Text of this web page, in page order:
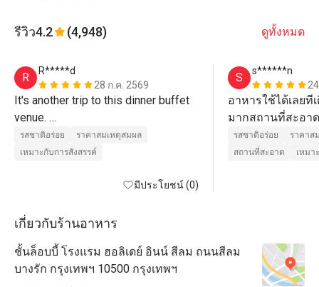
รีวิว4.2 (4,948) ดูทั้งหมด
R
R*****d
28 ก.ค. 2569
It's another trip to this dinner buffet
venue.
Price is value and the food variety is
good.
รสชาติอร่อย
ราคาสมเหตุสมผล
เหมาะกับการสังสรรค์
มีประโยชน์ (0)
S
s******n
อาหารใช้ได้เลยที
มากสถานที่สะอา
รสชาติอร่อย
ราคาส
สถานที่สะอาด
เหมา
เกี่ยวกับร้านอาหาร
ชั้นล็อบบี้ โรงแรม ฮอลิเดย์ อินน์ สีลม ถนนสีลม
บางรัก กรุงเทพฯ 10500 กรุงเทพฯ